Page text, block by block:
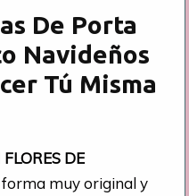
De Porta
Navideños
Tú Misma
DE
forma muy original y